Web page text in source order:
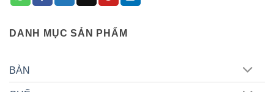
DANH MỤC SẢN PHẨM
BÀN